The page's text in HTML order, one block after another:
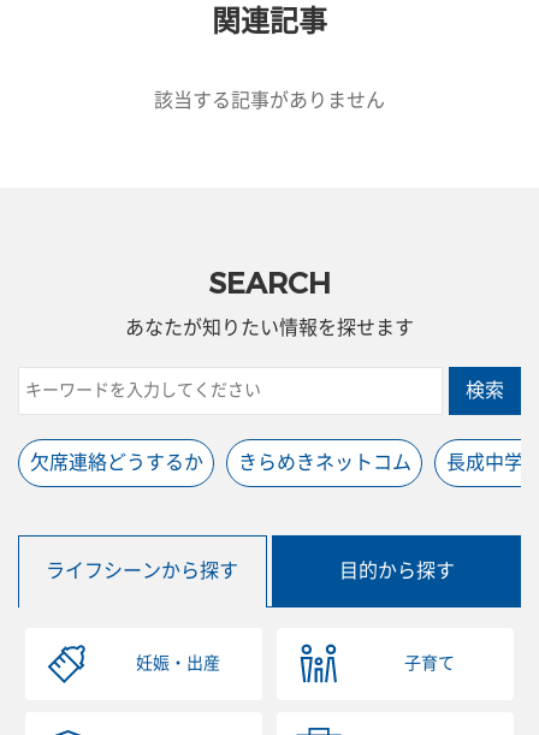
関連記事
該当する記事がありません
SEARCH
あなたが知りたい情報を探せます
検索
欠席連絡どうするか きらめきネットコム 長成中学
ライフシーンから探す 目的から探す
妊娠・出産 子育て